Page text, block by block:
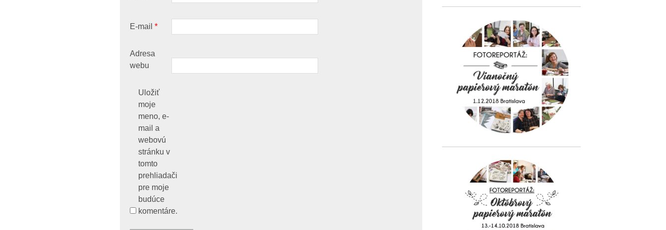
E-mail *
Adresa
webu
Uložiť
moje
meno, e-
mail a
webovú
stránku v
tomto
prehliadači
pre moje
budúce
komentáre.